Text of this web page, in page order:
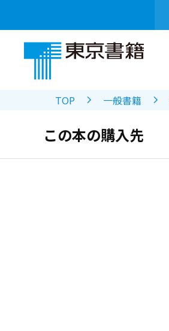
TOP 一般書籍
この本の購入先